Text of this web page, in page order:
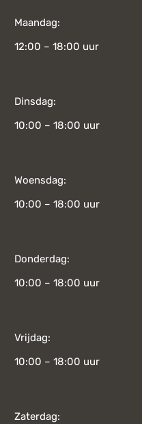
Maandag:
12:00 – 18:00 uur
Dinsdag:
10:00 – 18:00 uur
Woensdag:
10:00 – 18:00 uur
Donderdag:
10:00 – 18:00 uur
Vrijdag:
10:00 – 18:00 uur
Zaterdag: